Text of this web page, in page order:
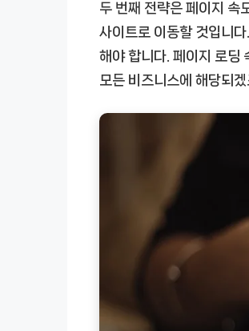
두 번째 전략은 페이지 속
사이트로 이동할 것입니
해야 합니다. 페이지 로딩
모든 비즈니스에 해당되